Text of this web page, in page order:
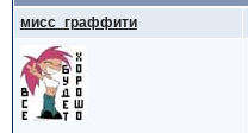
мисс_граффити